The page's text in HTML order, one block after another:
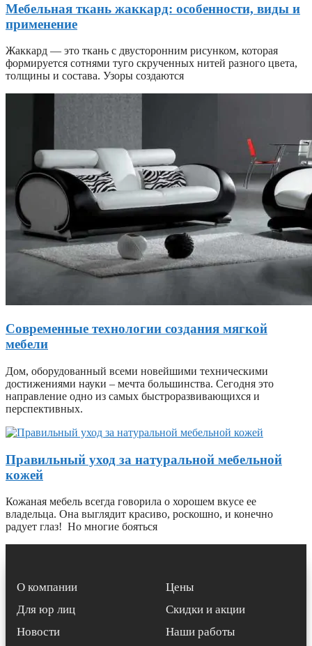
Мебельная ткань жаккард: особенности, виды и
применение
Жаккард — это ткань с двусторонним рисунком, которая
формируется сотнями туго скрученных нитей разного цвета,
толщины и состава. Узоры создаются
Современные технологии создания мягкой
мебели
Дом, оборудованный всеми новейшими техническими
достижениями науки – мечта большинства. Сегодня это
направление одно из самых быстроразвивающихся и
перспективных.
Правильный уход за натуральной мебельной
кожей
Кожаная мебель всегда говорила о хорошем вкусе ее
владельца. Она выглядит красиво, роскошно, и конечно
радует глаз! Но многие бояться
О компании
Для юр лиц
Новости
Цены
Скидки и акции
Наши работы